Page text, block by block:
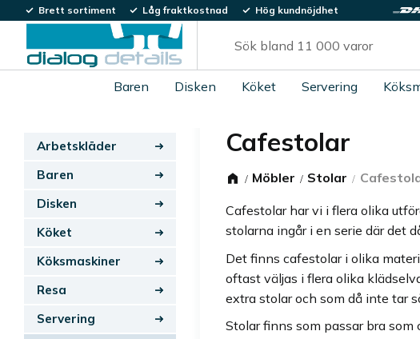
Brett sortiment Låg fraktkostnad Hög kundnöjdhet
Baren Disken Köket Servering
Cafestolar
Möbler Stolar
Cafestolar har vi i flera olika
stolarna ingår i en serie där det
Det finns cafestolar i olika
oftast väljas i flera olika
extra stolar och som då inte tar
Stolar finns som passar bra
Arbetskläder
Baren
Disken
Köket
Köksmaskiner
Resa
Servering